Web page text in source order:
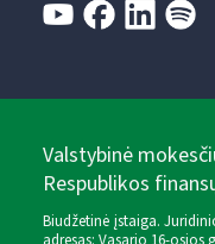
Valstybinė
Respublikos
Biudžetinė įstaiga.